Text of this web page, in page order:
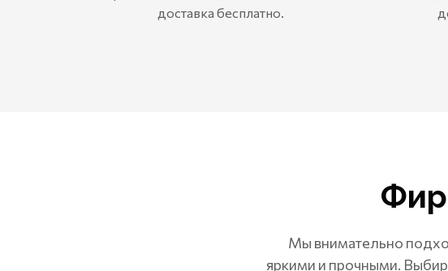
доставка бесплатно.
Мы внимательно
яркими и прочными.